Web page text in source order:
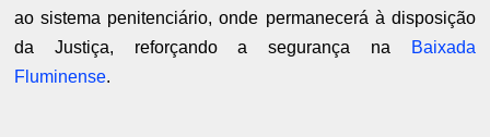
ao sistema penitenciário, onde permanecerá à disposição
da Justiça, reforçando a segurança na
Baixada
Fluminense.